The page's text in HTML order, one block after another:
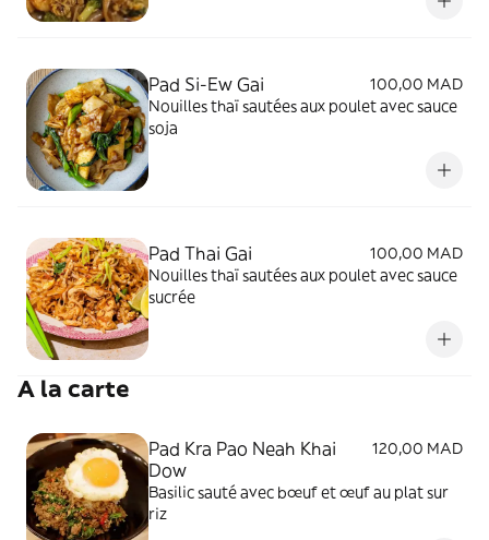
Pad Si-Ew Gai
100,00 MAD
Nouilles thaï sautées aux poulet avec sauce
soja
Pad Thai Gai
100,00 MAD
Nouilles thaï sautées aux poulet avec sauce
sucrée
A la carte
Pad Kra Pao Neah Khai
Dow
120,00 MAD
Basilic sauté avec bœuf et œuf au plat sur
riz